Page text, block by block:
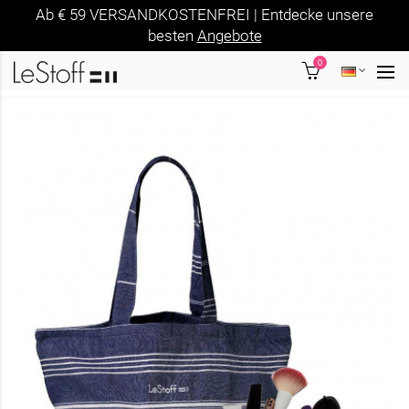
Ab € 59 VERSANDKOSTENFREI | Entdecke unsere
besten Angebote
0